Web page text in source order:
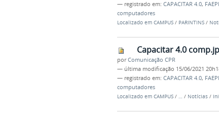
— registrado em: CAPACITAR 4.0, FAEPI
computadores
Localizado em CAMPUS / PARINTINS /
Capacitar 4.0
porComunicação CPR
— última modificação 15/06/2021
— registrado em: CAPACITAR 4.0, FAEPI
computadores
Localizado em CAMPUS / … / Notícias /